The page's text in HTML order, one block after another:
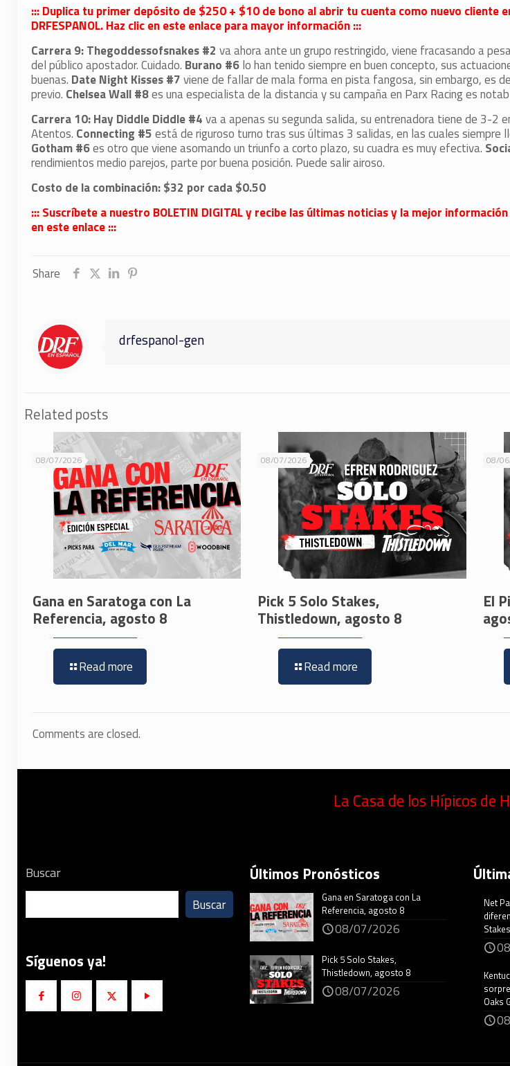
::: Duplica tu primer depósito de $250 + $10 de bono al abrir tu cuenta como nuevo cliente
DRFESPANOL. Haz clic en este enlace para mayor información :::
Carrera 9: Thegoddessofsnakes #2 va ahora ante un grupo restringido, viene fracasando a
del público apostador. Cuidado. Burano #6lo han tenido siempre en buen concepto, sus
buenas. Date Night Kisses #7viene de fallar de mala forma en pista fangosa, sin embargo, es
previo. Chelsea Wall #8es una especialista de la distancia y su campaña en Parx Racing es
Carrera 10: Hay Diddle Diddle #4va a apenas su segunda salida, su entrenadora tiene de 3-2
Atentos. Connecting #5está de riguroso turno tras sus últimas 3 salidas, en las cuales siempre
Gotham #6es otro que viene asomando un triunfo a corto plazo, su cuadra es muy efectiva.
rendimientos medio parejos, parte por buena posición. Puede salir airoso.
Costo de la combinación: $32 por cada $0.50
::: Suscríbete a nuestro BOLETIN DIGITAL y recibe las últimas noticias y la mejor
en este enlace :::
Share
drfespanol-gen
Related posts
08/07/2026
Gana en Saratoga con La
Referencia, agosto 8
Read more
08/07/2026
Pick 5 Solo Stakes,
Thistledown, agosto 8
Read more
08/
El
Comments are closed.
La Casa de los Hípicos de
Buscar
Buscar
Síguenos ya!
Últimos Pronósticos
Gana en Saratoga con La
Referencia, agosto 8
08/07/2026
Pick 5 Solo Stakes,
Thistledown, agosto 8
08/07/2026
Net
Stakes
Oaks